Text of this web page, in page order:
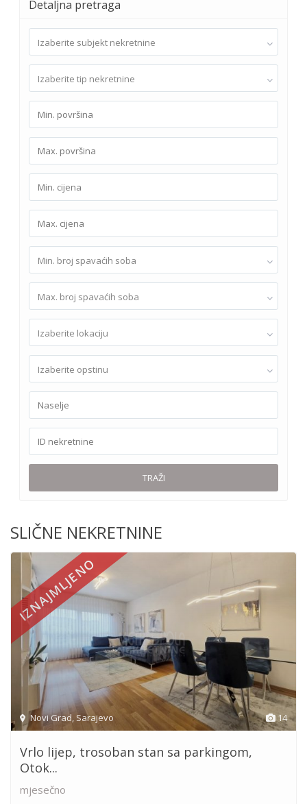
Detaljna pretraga
Izaberite subjekt nekretnine
Izaberite tip nekretnine
Min. broj spavaćih soba
Max. broj spavaćih soba
Izaberite lokaciju
Izaberite opstinu
TRAŽI
SLIČNE NEKRETNINE
14
Novi Grad, Sarajevo
IZNAJMLJENO
Vrlo lijep, trosoban stan sa parkingom,
Otok...
mjesečno